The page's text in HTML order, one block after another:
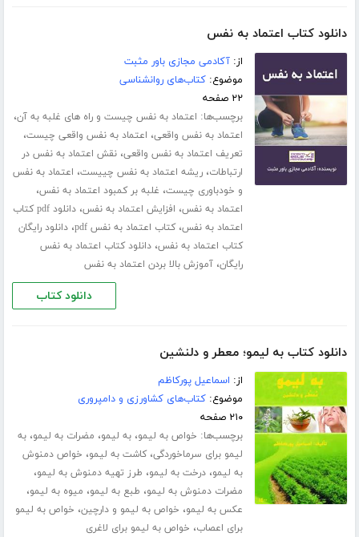
دانلود کتاب اعتماد به نفس
از:آکادمی مجازی باور مثبت
موضوع:کتاب‌های روانشناسی
۲۲ صفحه
برچسب‌ها: اعتماد به نفس چیست و راه های غلبه به آن،
اعتماد به نفس واقعی، اعتماد به نفس واقعی چیست،
تعریف اعتماد به نفس واقعی،نقش اعتماد به نفس در
ارتباطات،ریشه اعتماد به نفس چییست، اعتماد به نفس
و خودباوری چیست، غلبه بر کمبود اعتماد به نفس،
اعتماد به نفس، افزایش اعتماد به نفس،
دانلود pdf کتاب
اعتماد به نفس،کتاب اعتماد به نفس pdf ،دانلود رایگان
کتاب اعتماد به نفس،دانلود کتاب اعتماد به نفس
رایگان،آموزش بالا بردن اعتماد به نفس
دانلود کتاب
دانلود کتاب به لیمو؛ معطر و دلنشین
از: اسماعیل پورکاظم
موضوع:کتاب‌های کشاورزی و دامپروری
۲۱۰ صفحه
برچسب‌ها: خواص به لیمو،به لیمو، مضرات به لیمو،به
لیمو برای سرماخوردگی،کاشت به لیمو، خواص دمنوش
به لیمو،درخت به لیمو، طرز تهیه دمنوش به لیمو،
مضرات دمنوش به لیمو، طبع به لیمو، میوه به لیمو،
عکس به لیمو، خواص به لیمو و دارچین، خواص به لیمو
برای اعصاب، خواص به لیمو برای لاغری